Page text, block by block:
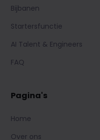
Bijbanen
Startersfunctie
AI Talent & Engineers
FAQ
Pagina's
Home
Over ons